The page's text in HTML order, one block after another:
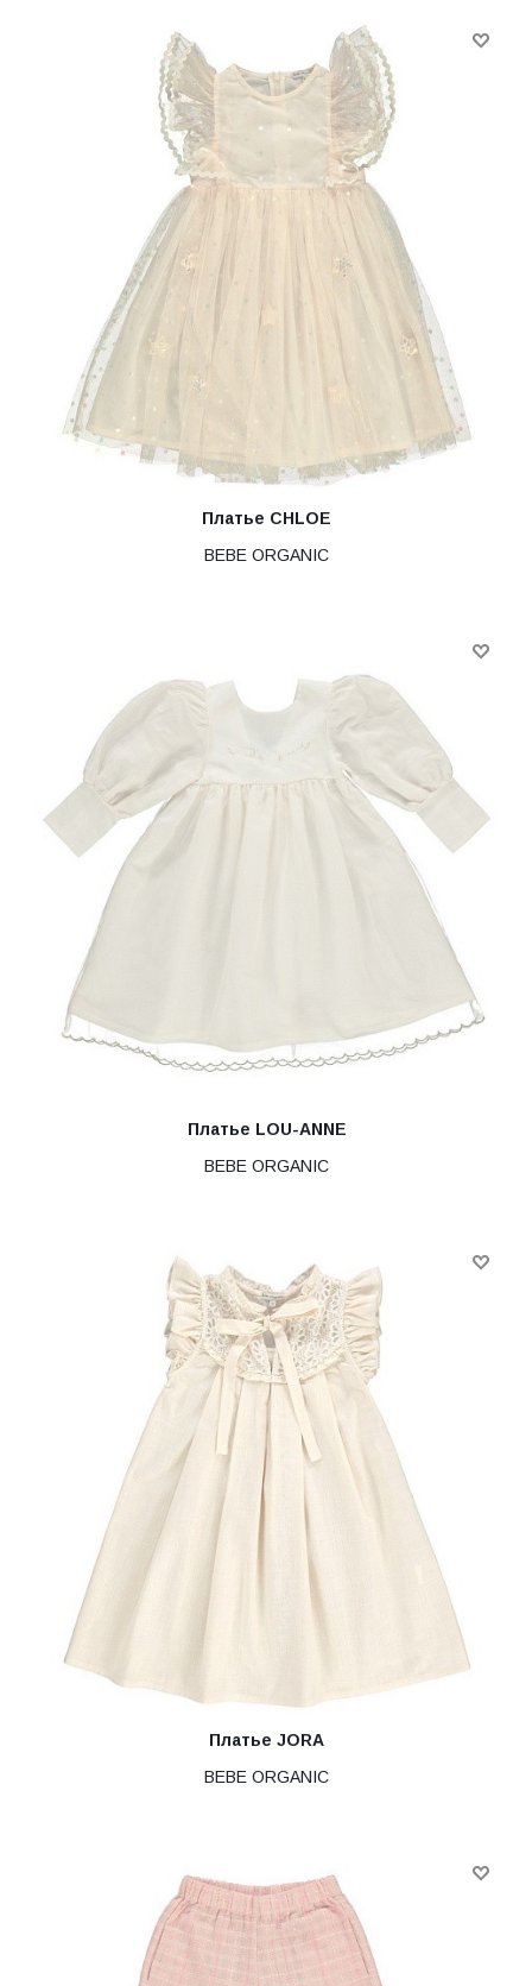
Платье CHLOE
BEBE ORGANIC
Платье LOU-АNNE
BEBE ORGANIC
Платье JORA
BEBE ORGANIC